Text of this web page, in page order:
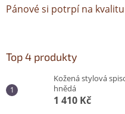
Pánové si potrpí na kvalitu
Top 4 produkty
Kožená stylová
hnědá
1 410 Kč